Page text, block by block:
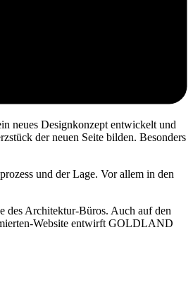
neues Designkonzept entwickelt und
der neuen Seite bilden. Besonders
und der Lage. Vor allem in den
des Architektur-Büros. Auch auf den
Website entwirft GOLDLAND